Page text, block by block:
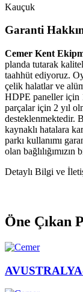
Kauçuk
Garanti
Cemer Kent
planda tutarak
taahhüt ediyoruz.
çelik halatlar ve
HDPE paneller için
parçalar için 2 yıl
desteklenmektedir.
kaynaklı hatalara
parkı kullanımı
olan bağlılığımızın
Detaylı Bilgi ve
Öne Çıkan